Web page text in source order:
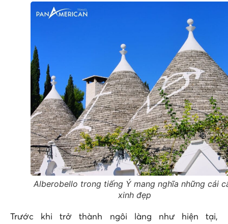
Alberobello trong tiếng Ý mang nghĩa những cái
xinh đẹp
Trước khi trở thành ngôi làng như hiện tại,